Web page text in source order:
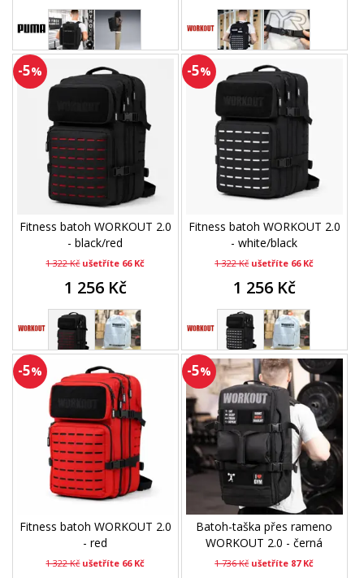
-5%
Fitness batoh WORKOUT 2.0
- black/red
1 322 Kč ušetříte 66 Kč
1 256 Kč
-5%
Fitness batoh WORKOUT 2.0
- white/black
1 322 Kč ušetříte 66 Kč
1 256 Kč
-5%
Fitness batoh WORKOUT 2.0
- red
1 322 Kč ušetříte 66 Kč
-5%
Batoh-taška přes rameno
WORKOUT 2.0 - černá
1 736 Kč ušetříte 87 Kč